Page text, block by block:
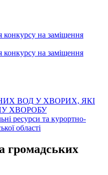
на заміщення
на заміщення
ВОД У ХВОРИХ, ЯКІ
ХВОРОБУ
ресурси та курортно-
області
громадських